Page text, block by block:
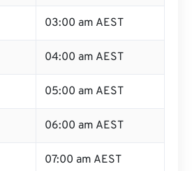
03:00 am AEST
04:00 am AEST
05:00 am AEST
06:00 am AEST
07:00 am AEST